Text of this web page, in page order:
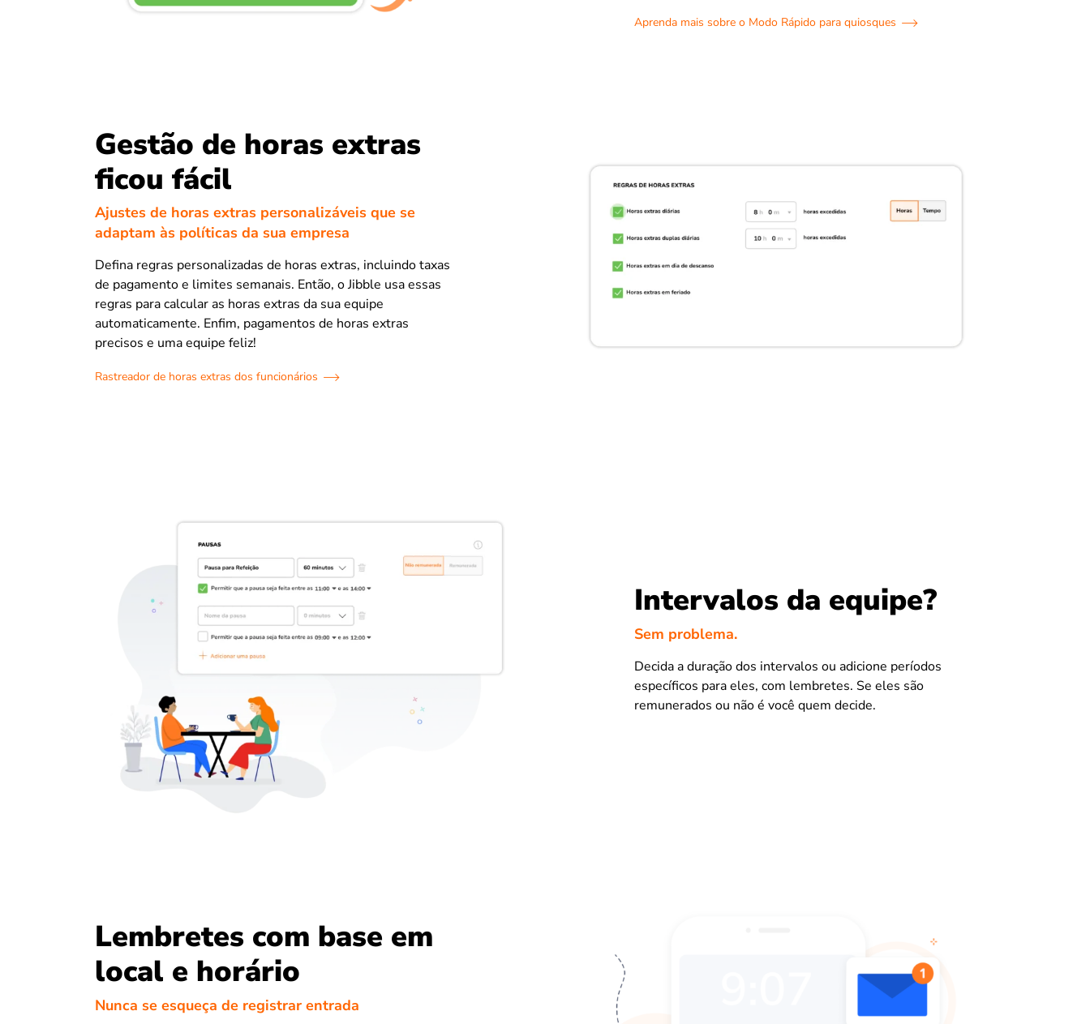
Aprenda mais sobre o Modo Rápido para quiosques
Gestão de horas extras
ficou fácil
Ajustes de horas extras personalizáveis que se
adaptam às políticas da sua empresa
Defina regras personalizadas de horas extras, incluindo taxas
de pagamento e limites semanais. Então, o Jibble usa essas
regras para calcular as horas extras da sua equipe
automaticamente. Enfim, pagamentos de horas extras
precisos e uma equipe feliz!
Rastreador de horas extras dos funcionários
Intervalos da equipe?
Sem problema.
Decida a duração dos intervalos ou adicione períodos
específicos para eles, com lembretes. Se eles são
remunerados ou não é você quem decide.
Lembretes com base em
local e horário
Nunca se esqueça de registrar entrada